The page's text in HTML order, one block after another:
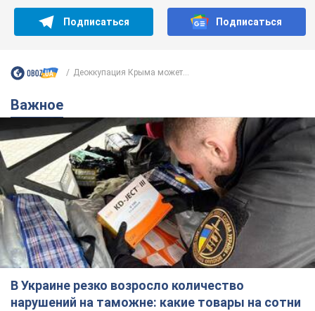
Подписаться Подписаться
Деоккупация Крыма может...
Важное
В Украине резко возросло количество
нарушений на таможне: какие товары на сотни